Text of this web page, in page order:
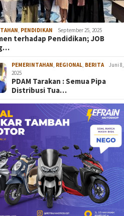
, PENDIDIKAN September 25, 2025
terhadap Pendidikan; JOB
PEMERINTAHAN, REGIONAL, BERITA
Juni 8,
2025
PDAM Tarakan : Semua Pipa
Distribusi Tua…